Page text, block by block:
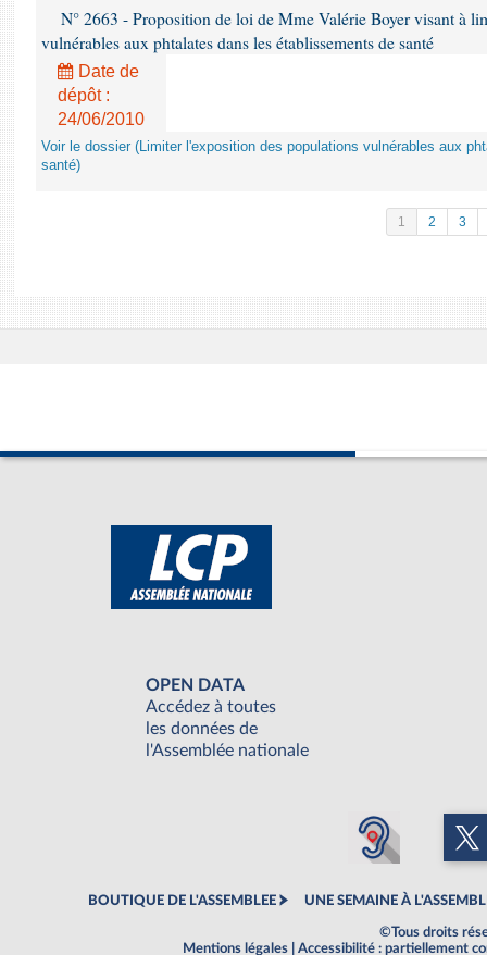
N° 2663 - Proposition de loi de Mme Valérie Boyer visant à
vulnérables aux phtalates dans les établissements de santé
Date de
dépôt :
24/06/2010
Voir le dossier (Limiter l'exposition des populations vulnérables aux
santé)
1 2 3
OPEN DATA
Accédez à toutes
les données de
l'Assemblée nationale
BOUTIQUE DE L'ASSEMBLEE UNE SEMAINE À
©Tous droits
Mentions légales
Accessibilité : partiellement